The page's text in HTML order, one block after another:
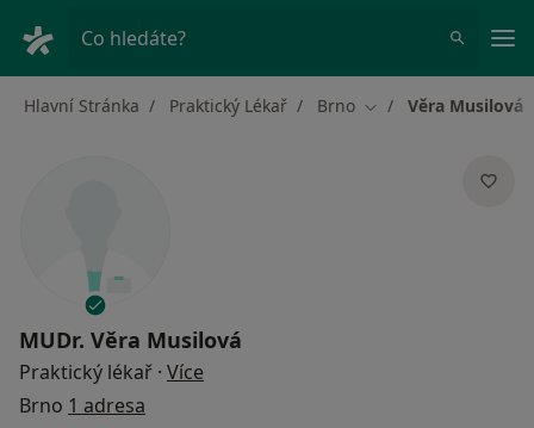
Co hledáte?
Hlavní Stránka Praktický Lékař Brno Změna města
Věra Musilová
MUDr. Věra Musilová
Praktický lékař · Více
Brno 1 adresa